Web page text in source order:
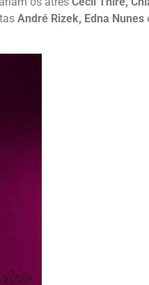
André Rizek, Edna Nunes